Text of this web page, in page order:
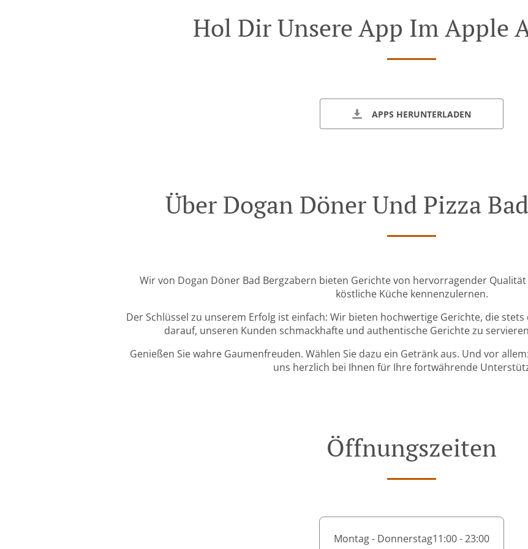
Hol Dir Unsere App Im Apple
APPS HERUNTERLADEN
Über Dogan Döner Und Pizza
Wir von Dogan Döner Bad Bergzabern bieten Gerichte von hervorragender
köstliche Küche kennenzulernen.
Der Schlüssel zu unserem Erfolg ist einfach: Wir bieten hochwertige Gerichte, die
darauf, unseren Kunden schmackhafte und authentische Gerichte zu
Genießen Sie wahre Gaumenfreuden. Wählen Sie dazu ein Getränk aus. Und vor
uns herzlich bei Ihnen für Ihre fortwährende
Öffnungszeiten
Montag - Donnerstag11:00 - 23:00